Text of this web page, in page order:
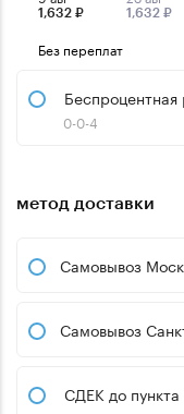
1,632 ₽ 1,632 ₽
Без переплат
0-0-4
метод доставки
Самовывоз
Самовывоз
СДЕК до